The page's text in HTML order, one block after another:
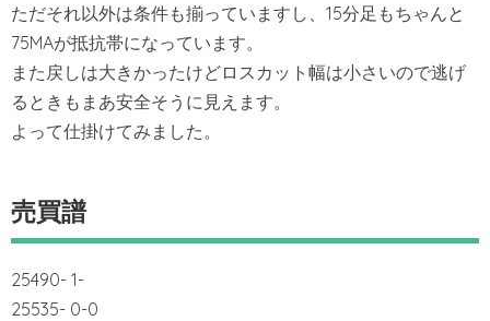
ただそれ以外は条件も揃っていますし、15分足もちゃんと
75MAが抵抗帯になっています。
また戻しは大きかったけどロスカット幅は小さいので逃げ
るときもまあ安全そうに見えます。
よって仕掛けてみました。
売買譜
25490- 1-
25535- 0-0